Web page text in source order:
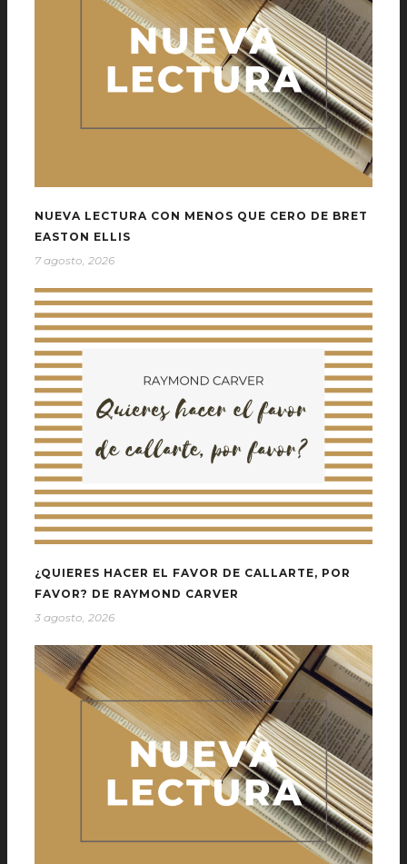
NUEVA LECTURA CON MENOS QUE CERO DE BRET
EASTON ELLIS
7 agosto, 2026
¿QUIERES HACER EL FAVOR DE CALLARTE, POR
FAVOR? DE RAYMOND CARVER
3 agosto, 2026